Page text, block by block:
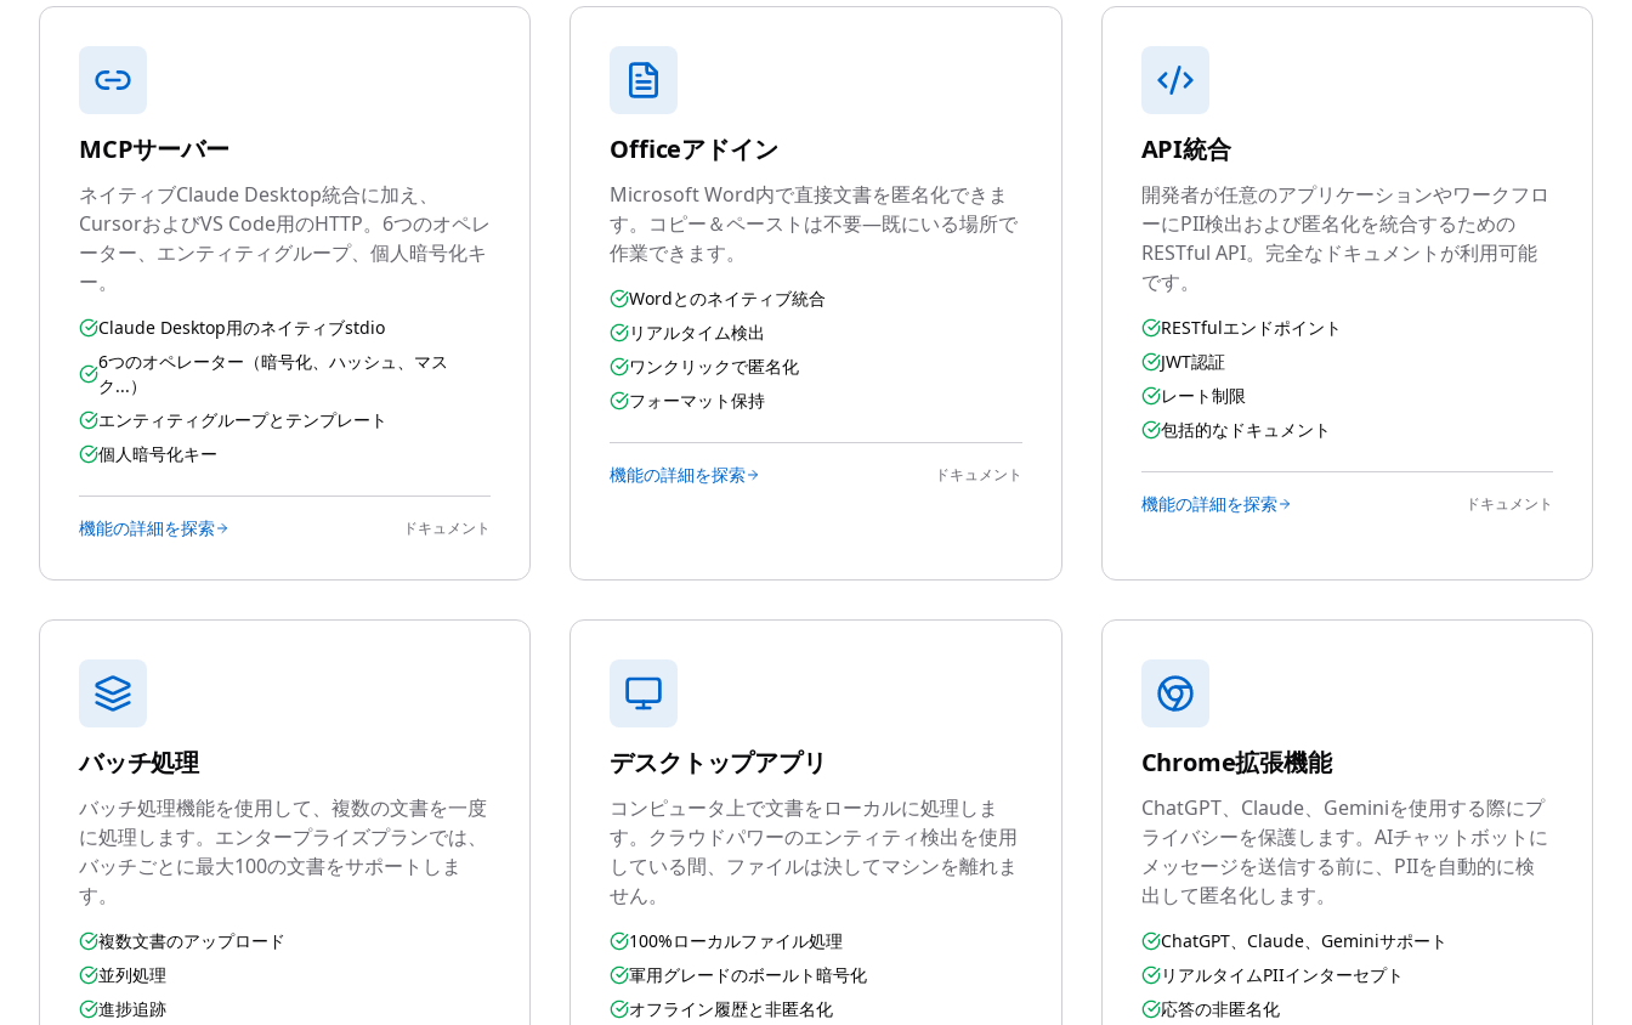
MCPサーバー
ネイティブClaude Desktop統合に加え、
CursorおよびVS Code用のHTTP。6つのオペレ
ーター、エンティティグループ、個人暗号化キ
ー。
Claude Desktop用のネイティブstdio
6つのオペレーター（暗号化、ハッシュ、マス
ク...）
エンティティグループとテンプレート
個人暗号化キー
機能の詳細を探索 ドキュメント
Officeアドイン
Microsoft Word内で直接文書を匿名化できま
す。コピー＆ペーストは不要—既にいる場所で
作業できます。
Wordとのネイティブ統合
リアルタイム検出
ワンクリックで匿名化
フォーマット保持
機能の詳細を探索 ドキュメント
API統合
開発者が任意のアプリケーションやワークフロ
ーにPII検出および匿名化を統合するための
RESTful API。完全なドキュメントが利用可能
です。
RESTfulエンドポイント
JWT認証
レート制限
包括的なドキュメント
機能の詳細を探索 ドキュメント
バッチ処理
バッチ処理機能を使用して、複数の文書を一度
に処理します。エンタープライズプランでは、
バッチごとに最大100の文書をサポートしま
す。
複数文書のアップロード
並列処理
進捗追跡
デスクトップアプリ
コンピュータ上で文書をローカルに処理しま
す。クラウドパワーのエンティティ検出を使用
している間、ファイルは決してマシンを離れま
せん。
100%ローカルファイル処理
軍用グレードのボールト暗号化
オフライン履歴と非匿名化
Chrome拡張機能
ChatGPT、Claude、Geminiを使用する際にプ
ライバシーを保護します。AIチャットボットに
メッセージを送信する前に、PIIを自動的に検
出して匿名化します。
ChatGPT、Claude、Geminiサポート
リアルタイムPIIインターセプト
応答の非匿名化